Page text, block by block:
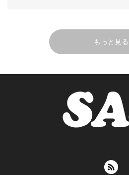
もっと見る